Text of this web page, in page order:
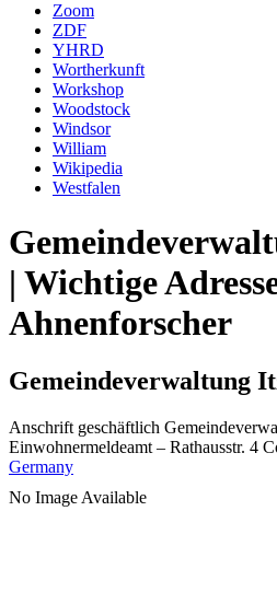
Zoom
ZDF
YHRD
Wortherkunft
Workshop
Woodstock
Windsor
William
Wikipedia
Westfalen
| Wichtige
Ahnenforscher
Gemeindeverwaltung
Anschrift geschäftlich
Einwohnermeldeamt – Rathausstr. 4
Germany
No Image Available